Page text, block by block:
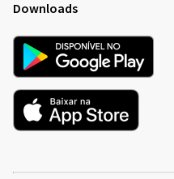
Downloads